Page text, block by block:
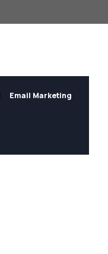
Email Marketing